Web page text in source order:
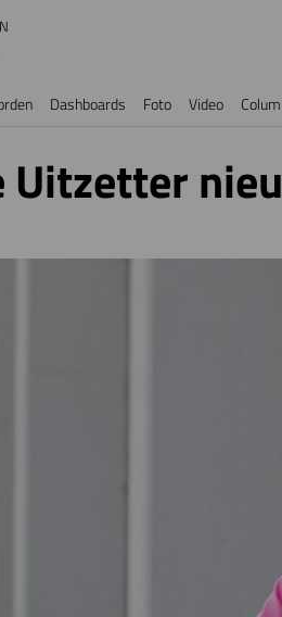
Dashboards Foto Video
Uitzetter